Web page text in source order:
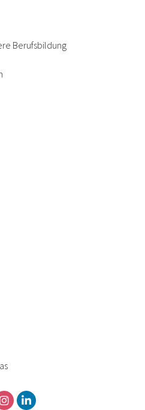
Berufsbildung